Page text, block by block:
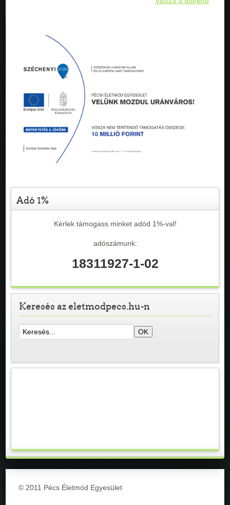
Adó 1%
Kérlek támogass minket adód 1%-val!
adószámunk:
18311927-1-02
Keresés az eletmodpecs.hu-n
© 2011 Pécs Életmód Egyesület